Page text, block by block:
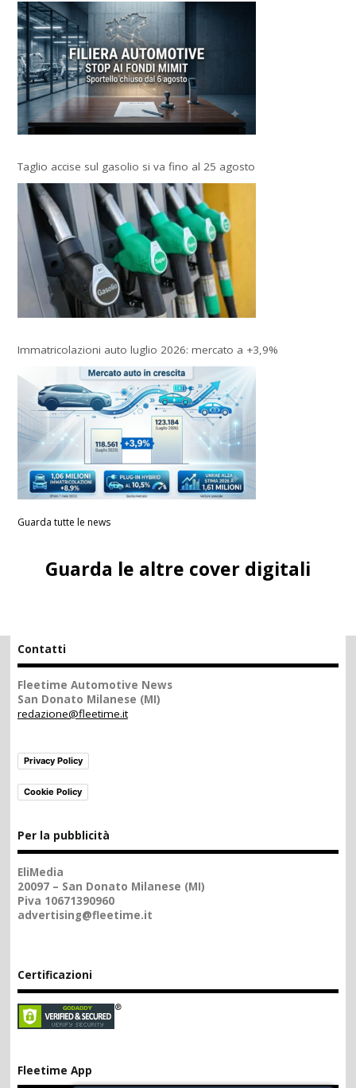
Taglio accise sul gasolio si va fino al 25 agosto
Immatricolazioni auto luglio 2026: mercato a +3,9%
Guarda tutte le news
Guarda le altre cover digitali
Contatti
Fleetime Automotive News
San Donato Milanese (MI)
redazione@fleetime.it
Privacy Policy
Cookie Policy
Per la pubblicità
EliMedia
20097 – San Donato Milanese (MI)
Piva 10671390960
advertising@fleetime.it
Certificazioni
Fleetime App